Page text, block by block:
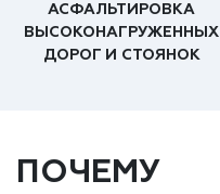
АСФАЛЬТИРОВКА
ВЫСОКОНАГРУЖЕННЫХ
ДОРОГ И СТОЯНОК
ПОЧЕМУ